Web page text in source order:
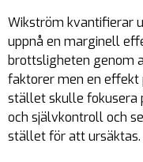
Wikström kvantifierar
uppnå en marginell
brottsligheten genom
faktorer men en effekt
stället skulle fokusera
och självkontroll och
stället för att ursäktas.